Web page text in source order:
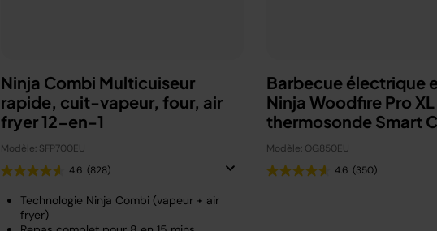
Ninja Combi Multicuiseur
rapide, cuit-vapeur, four, air
fryer 12-en-1
Modèle: SFP700EU
4.6 (828)
Technologie Ninja Combi (vapeur + air
fryer)
Barbecue électrique
Ninja Woodfire Pro
thermosonde Smart
OG850EU
Modèle: OG850EU
4.6 (350)